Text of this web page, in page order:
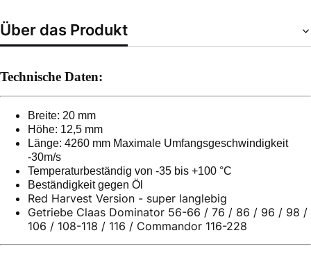
Über das Produkt
Technische Daten:
Breite: 20 mm
Höhe: 12,5 mm
Länge: 4260 mm Maximale Umfangsgeschwindigkeit
-30m/s
Temperaturbeständig von -35 bis +100 °C
Beständigkeit gegen Öl
Red Harvest Version - super langlebig
Getriebe Claas Dominator 56-66 / 76 / 86 / 96 / 98 /
106 / 108-118 / 116 / Commandor 116-228